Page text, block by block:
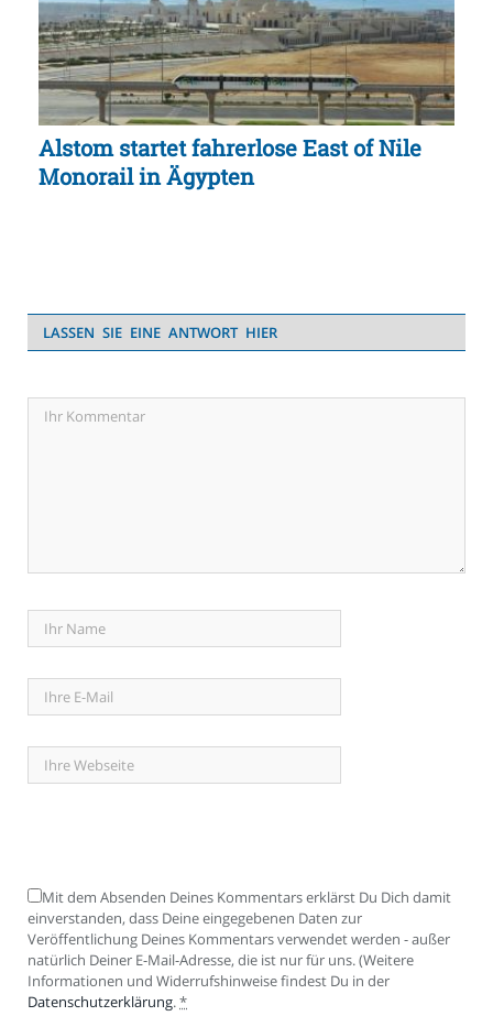
Alstom startet fahrerlose East of Nile
Monorail in Ägypten
LASSEN SIE EINE ANTWORT HIER
Mit dem Absenden Deines Kommentars erklärst Du Dich damit
einverstanden, dass Deine eingegebenen Daten zur
Veröffentlichung Deines Kommentars verwendet werden - außer
natürlich Deiner E-Mail-Adresse, die ist nur für uns. (Weitere
Informationen und Widerrufshinweise findest Du in der
Datenschutzerklärung.*